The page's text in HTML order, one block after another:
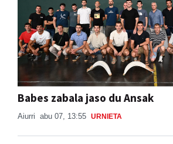
Babes zabala jaso du Ansak
Aiurri abu 07, 13:55 URNIETA